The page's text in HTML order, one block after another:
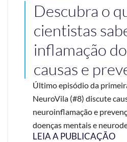
Descubra o
cientistas
inflamação
causas e
Último episódio da
NeuroVila (#8) discute
neuroinflamação e
doenças mentais e
LEIA A PUBLICAÇÃO